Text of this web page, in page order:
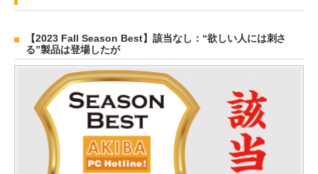
【2023 Fall Season Best】該当なし：“欲しい人には刺さ
る”製品は登場したが